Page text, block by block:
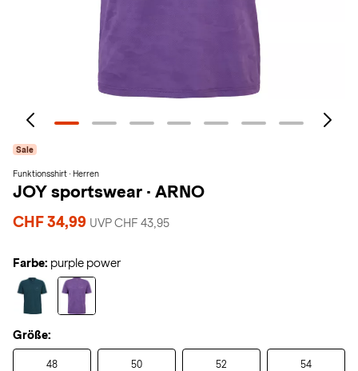
Sale
Funktionsshirt · Herren
JOY sportswear · ARNO
CHF 34,99 UVP CHF 43,95
Farbe: purple power
Größe:
48 50 52 54